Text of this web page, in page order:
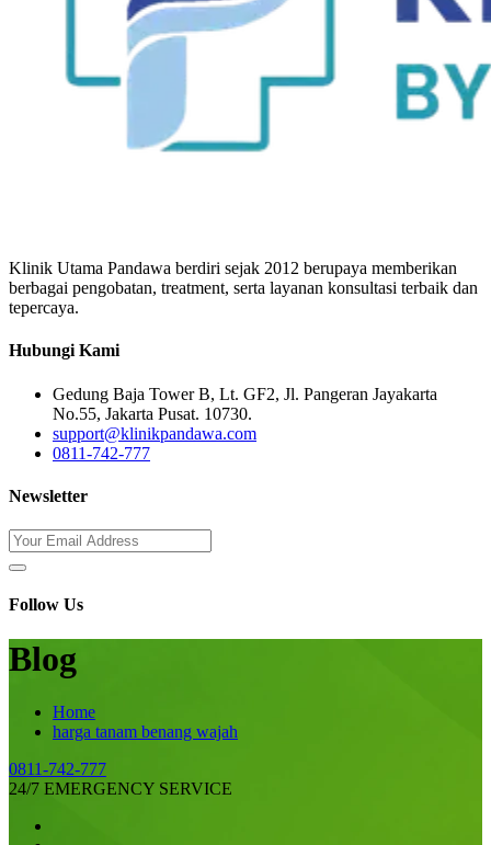
Klinik Utama Pandawa berdiri sejak 2012 berupaya memberikan
berbagai pengobatan, treatment, serta layanan konsultasi terbaik dan
tepercaya.
Hubungi Kami
Gedung Baja Tower B, Lt. GF2, Jl. Pangeran Jayakarta
No.55, Jakarta Pusat. 10730.
support@klinikpandawa.com
0811-742-777
Newsletter
Follow Us
Blog
Home
harga tanam benang wajah
0811-742-777
24/7 EMERGENCY SERVICE